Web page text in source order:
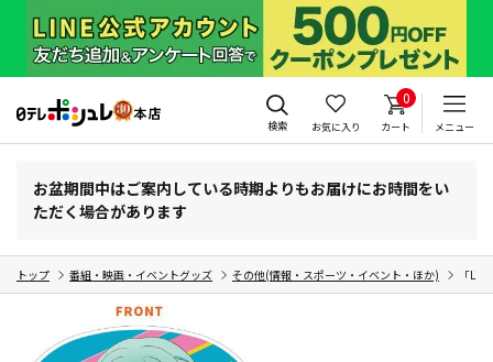
検索 お気に入り
0
カート メニュー
お盆期間中はご案内している時期よりもお届けにお時間をい
ただく場合があります
トップ 番組・映画・イベントグッズ その他(情報・スポーツ・イベント・ほか) 「